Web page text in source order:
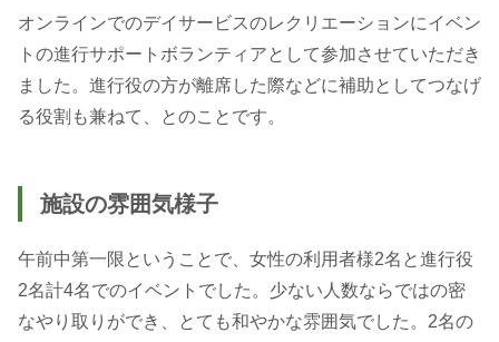
オンラインでのデイサービスのレクリエーションにイベン
トの進行サポートボランティアとして参加させていただき
ました。進行役の方が離席した際などに補助としてつなげ
る役割も兼ねて、とのことです。
施設の雰囲気様子
午前中第一限ということで、女性の利用者様2名と進行役
2名計4名でのイベントでした。少ない人数ならではの密
なやり取りができ、とても和やかな雰囲気でした。2名の